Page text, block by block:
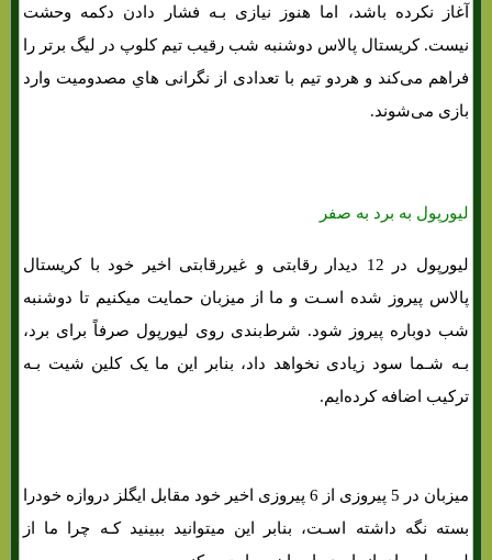
آغاز نکرده باشد، اما هنوز نیازی بـه فشار دادن دکمه وحشت
نیست. کریستال پالاس دوشنبه شب رقیب تیم کلوپ در لیگ برتر را
فراهم می‌کند و هردو تیم با تعدادی از نگرانی هاي‌ مصدومیت وارد
بازی می‌شوند.
لیورپول به برد به صفر
لیورپول در 12 دیدار رقابتی و غیررقابتی اخیر خود با کریستال
پالاس پیروز شده اسـت و ما از میزبان حمایت میکنیم تا دوشنبه
شب دوباره پیروز شود. شرط‌بندی روی لیورپول صرفاً برای برد،
بـه شـما سود زیادی نخواهد داد، بنابر این ما یک کلین شیت بـه
ترکیب اضافه کرده‌ایم.
میزبان در 5 پیروزی از 6 پیروزی اخیر خود مقابل ایگلز دروازه خودرا
بسته نگه داشته اسـت، بنابر این میتوانید ببینید کـه چرا ما از